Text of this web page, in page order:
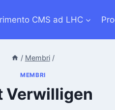
CMS ad LHC
/ Membri /
MEMBRI
Verwilligen